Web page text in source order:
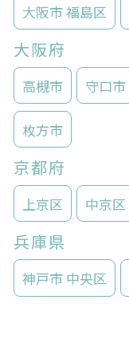
大阪市 福島区
大阪府
高槻市 守口市
枚方市
京都府
上京区 中京区
兵庫県
神戸市 中央区